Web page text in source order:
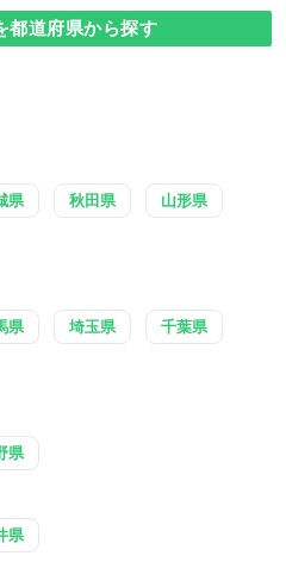
都道府県から探す
県 秋田県 山形県
県 埼玉県 千葉県
県
県